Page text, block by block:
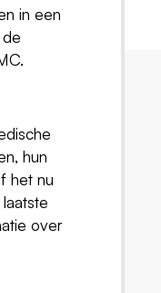
in een
hun
het nu
over